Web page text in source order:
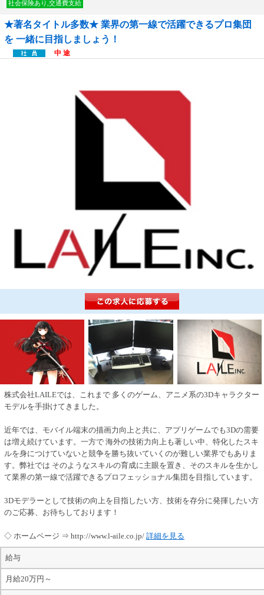
社会保険あり,交通費支給
★著名タイトル多数★ 業界の第一線で活躍できるプロ集団
を 一緒に目指しましょう！
中 途
株式会社LAILEでは、これまで 多くのゲーム、アニメ系の3Dキャラクター
モデルを手掛けてきました。
近年では、モバイル端末の描画力向上と共に、アプリゲームでも3Dの需要
は増え続けています。一方で 海外の技術力向上も著しい中、特化したスキ
ルを身につけていないと競争を勝ち抜いていくのが難しい業界でもありま
す。弊社では そのようなスキルの育成に主眼を置き、そのスキルを生かし
て業界の第一線で活躍できるプロフェッショナル集団を目指しています。
3Dモデラーとして技術の向上を目指したい方、技術を存分に発揮したい方
のご応募、お待ちしております！
◇ ホームページ ⇒ http://www.l-aile.co.jp/ 詳細を見る
給与
月給20万円～